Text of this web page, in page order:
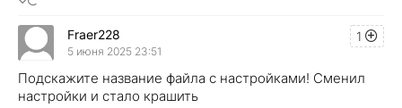
1
Fraer228
5 июня 2025 23:51
Подскажите название файла с настройками! Сменил
настройки и стало крашить